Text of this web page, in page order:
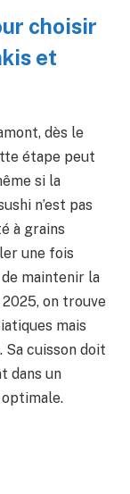
choisir
et
dès le
étape peut
si la
n’est pas
à grains
une fois
maintenir la
2025, on trouve
mais
Sa cuisson doit
dans un